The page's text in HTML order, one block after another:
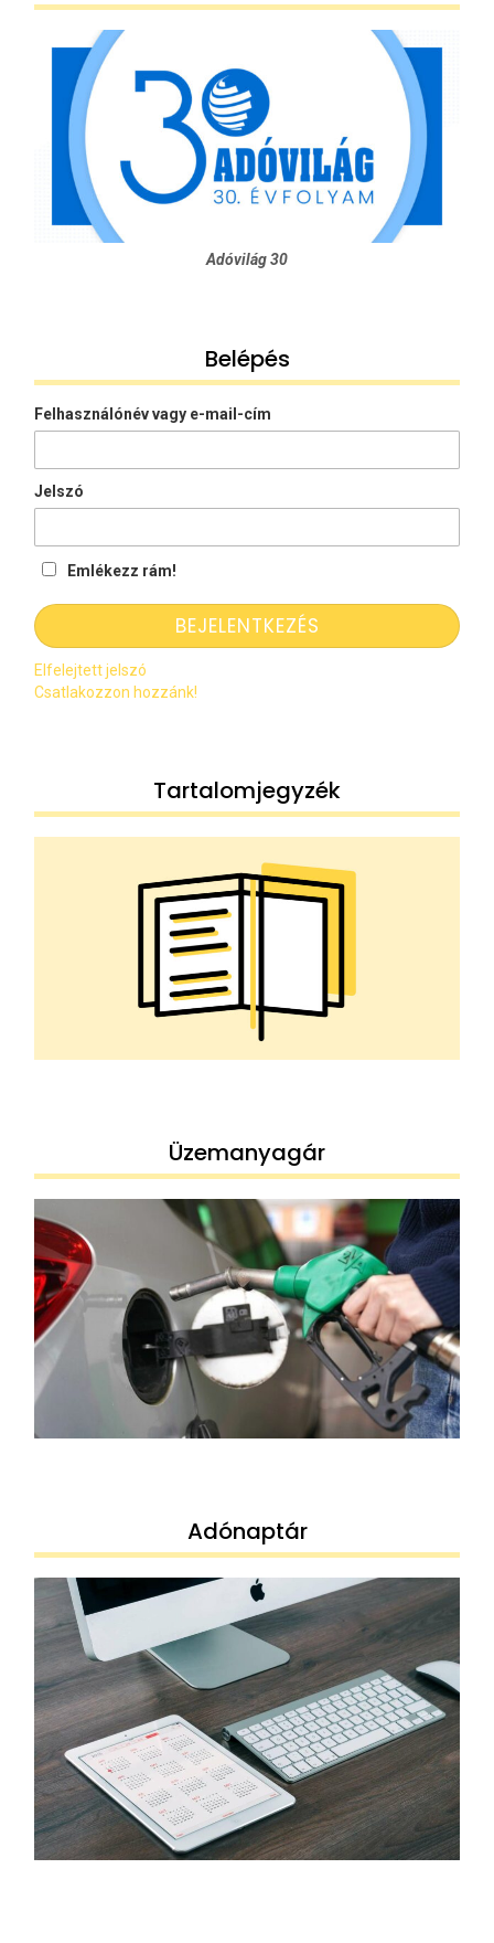
Adóvilág 30
Belépés
Felhasználónév vagy e-mail-cím
Jelszó
Emlékezz rám!
Elfelejtett jelszó
Csatlakozzon hozzánk!
Tartalomjegyzék
Üzemanyagár
Adónaptár